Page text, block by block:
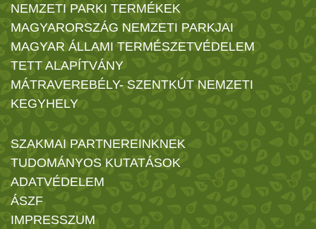
NEMZETI PARKI TERMÉKEK
MAGYARORSZÁG NEMZETI PARKJAI
MAGYAR ÁLLAMI TERMÉSZETVÉDELEM
TETT ALAPÍTVÁNY
MÁTRAVEREBÉLY- SZENTKÚT NEMZETI
KEGYHELY
SZAKMAI PARTNEREINKNEK
TUDOMÁNYOS KUTATÁSOK
ADATVÉDELEM
ÁSZF
IMPRESSZUM